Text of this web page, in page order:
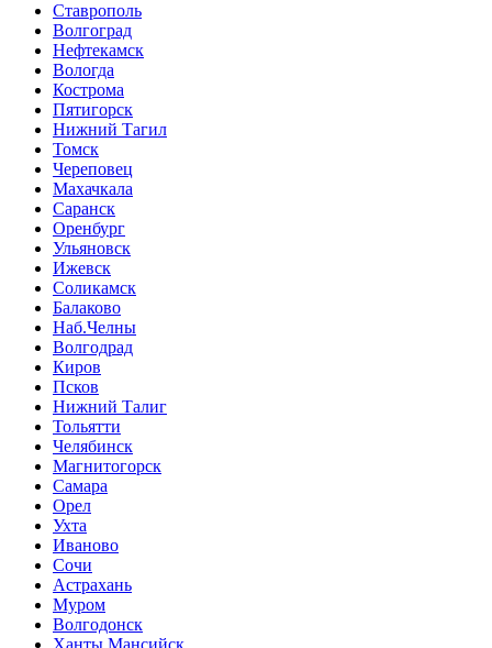
Ставрополь
Волгоград
Нефтекамск
Вологда
Кострома
Пятигорск
Нижний Тагил
Томск
Череповец
Махачкала
Саранск
Оренбург
Ульяновск
Ижевск
Соликамск
Балаково
Наб.Челны
Волгодрад
Киров
Псков
Нижний Талиг
Тольятти
Челябинск
Магнитогорск
Самара
Орел
Ухта
Иваново
Сочи
Астрахань
Муром
Волгодонск
Ханты Мансийск